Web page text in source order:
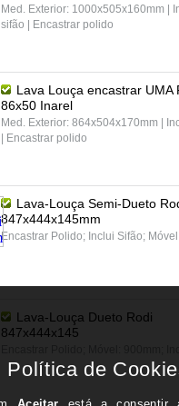
Med. Exterior: 1000x505x160mm |
sifão | Encastrar polido
Lava Louça encastrar UMA
86x50 Inarel
Med. Exterior: 864x504x170mm |
| Encastrar polido
Lava-Louça Semi-Dueto
847x444x145mm
Encastrar Polido; Inclui Sifão;
Lava-Louça Dueto Rodi
847x444x145